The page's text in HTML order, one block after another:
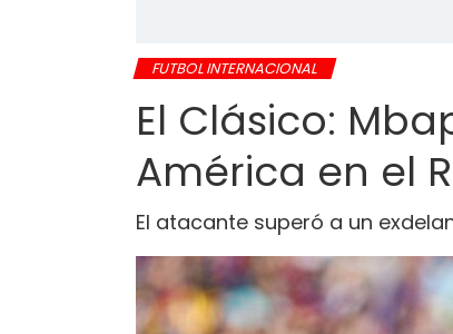
FUTBOL INTERNACIONAL
El Clásico:
América en el
El atacante superó a un